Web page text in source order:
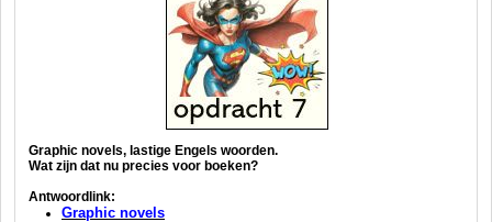
Graphic novels, lastige Engels woorden.
Wat zijn dat nu precies voor boeken?
Antwoordlink:
Graphic novels